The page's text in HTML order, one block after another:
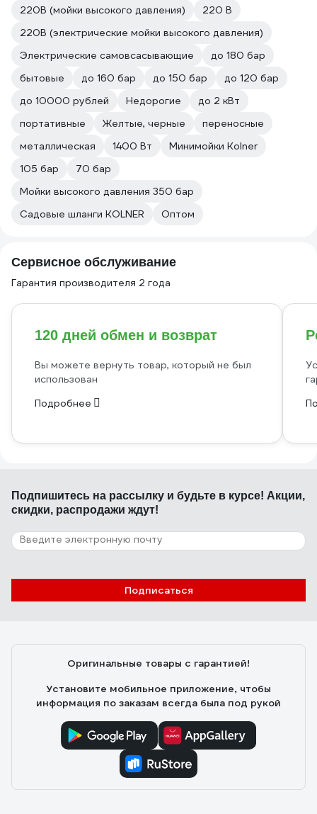
220В (мойки высокого давления)
220 В
220В (электрические мойки высокого давления)
Электрические самовсасывающие
до 180 бар
бытовые
до 160 бар до 150 бар
до 120 бар
до 10000 рублей
Недорогие
до 2 кВт
портативные
Желтые, черные
переносные
металлическая
1400 Вт
Минимойки Kolner
105 бар
70 бар
Мойки высокого давления 350 бар
Садовые шланги KOLNER
Оптом
Сервисное обслуживание
Гарантия производителя 2 года
120 дней обмен и возврат
Вы можете вернуть товар, который не был
использован
Подробнее
Подпишитесь на рассылку и будьте в курсе! Акции,
скидки, распродажи ждут!
Подписаться
Оригинальные товары с гарантией!
Установите мобильное приложение, чтобы
информация по заказам всегда была под рукой